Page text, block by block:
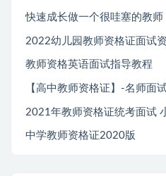
快速成长做一个很哇塞的教师
2022幼儿园教师资格证面试
教师资格英语面试指导教程
【高中教师资格证】-名师面
2021年教师资格证统考面试
中学教师资格证2020版